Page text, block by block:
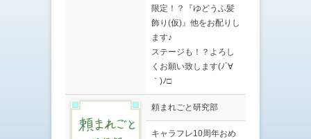
限定！？『ゆどうふ髪
飾り(仮)』他をお配りし
ます♪
ステージも！？よろし
くお願い致します(ﾉ´∀
｀)ﾉ□
頼まれごと研究部
キャラフレ10周年おめ